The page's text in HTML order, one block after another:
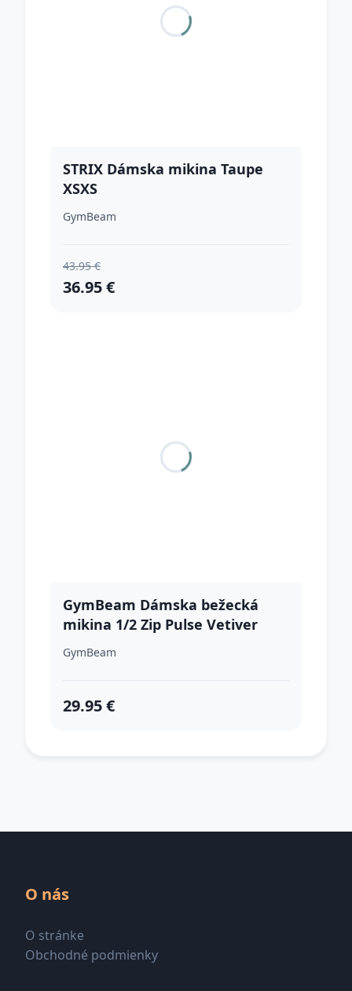
STRIX Dámska mikina Taupe
XSXS
GymBeam
43.95 €
36.95 €
GymBeam Dámska bežecká
mikina 1/2 Zip Pulse Vetiver
XLXL
GymBeam
29.95 €
O nás
O stránke
Obchodné podmienky